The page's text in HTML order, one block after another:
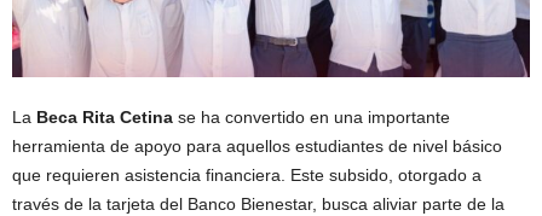
La Beca Rita Cetina se ha convertido en una importante
herramienta de apoyo para aquellos estudiantes de nivel básico
que requieren asistencia financiera. Este subsido, otorgado a
través de la tarjeta del Banco Bienestar, busca aliviar parte de la